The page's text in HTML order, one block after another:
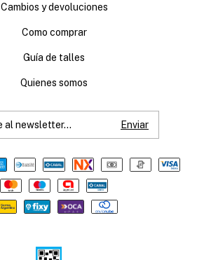
Cambios y devoluciones
Como comprar
Guía de talles
Quienes somos